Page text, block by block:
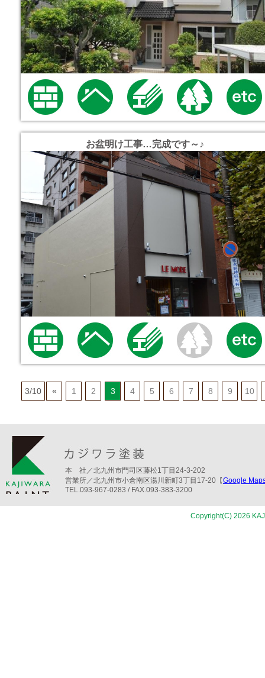
お盆明け工事…完成です～♪
3/10 « 1 2 3 4 5 6 7 8 9 10
本 社／北九州市門司区藤松1丁目24-3-202
営業所／北九州市小倉南区湯川新町3丁目17-20【Google
TEL.093-967-0283 / FAX.093-383-3200
Copyright(C) 2026